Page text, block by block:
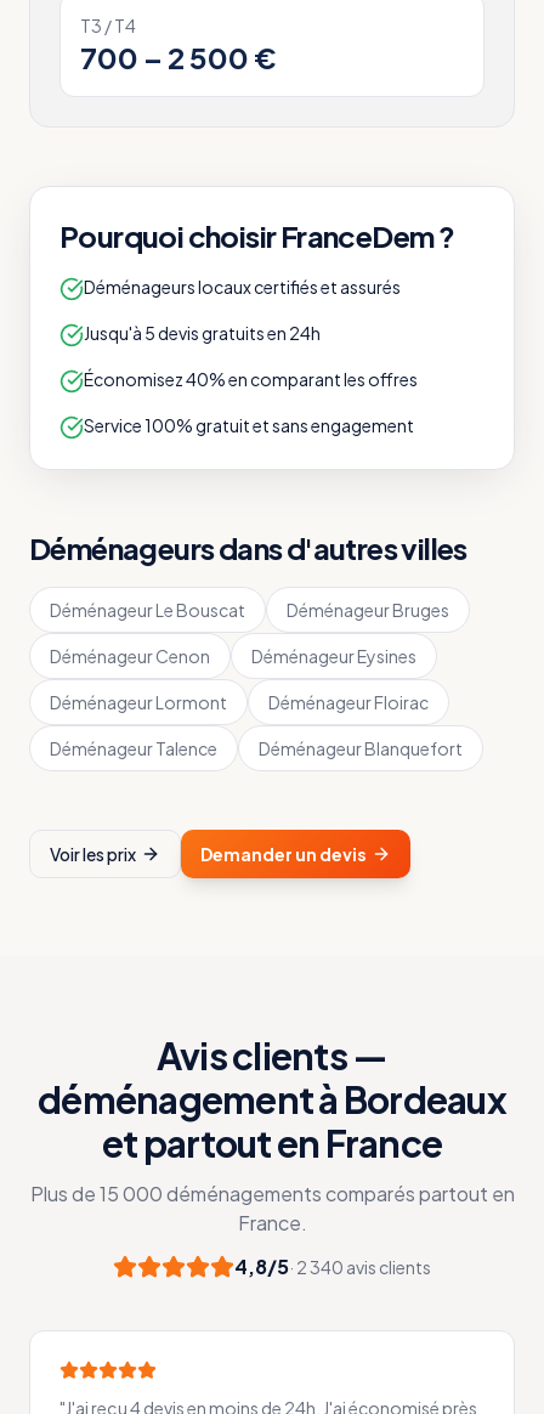
T3 / T4
700 – 2 500 €
Pourquoi choisir FranceDem ?
Déménageurs locaux certifiés et assurés
Jusqu'à 5 devis gratuits en 24h
Économisez 40% en comparant les offres
Service 100% gratuit et sans engagement
Déménageurs dans d'autres villes
DéménageurLe Bouscat DéménageurBruges
DéménageurCenon DéménageurEysines
DéménageurLormont DéménageurFloirac
DéménageurTalence DéménageurBlanquefort
Voir les prix Demander un devis
Avis clients —
déménagement à Bordeaux
et partout en France
Plus de 15 000 déménagements comparés partout en
France.
4,8/5· 2 340 avis clients
"J'ai reçu 4 devis en moins de 24h. J'ai économisé près